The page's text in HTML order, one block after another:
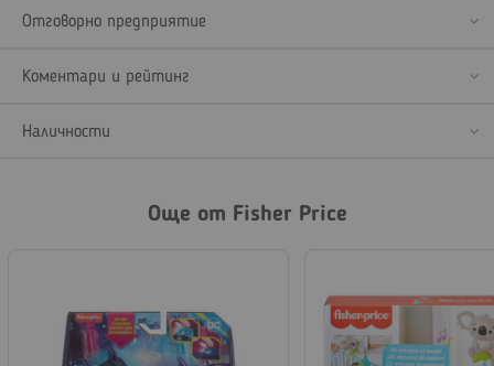
Отговорно предприятие
Коментари и рейтинг
Наличности
Още от Fisher Price